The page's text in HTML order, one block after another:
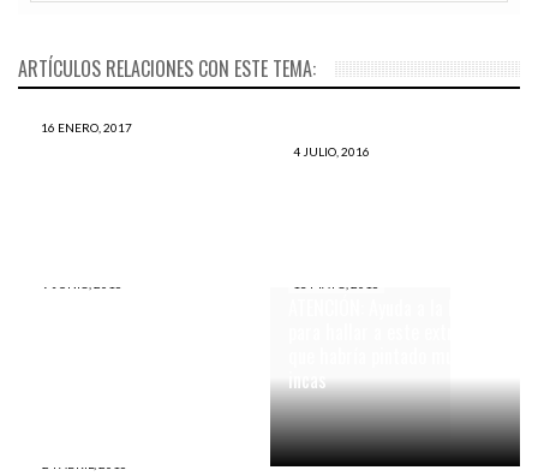
ARTÍCULOS RELACIONES CON ESTE TEMA:
16 ENERO, 2017
4 JULIO, 2016
incas